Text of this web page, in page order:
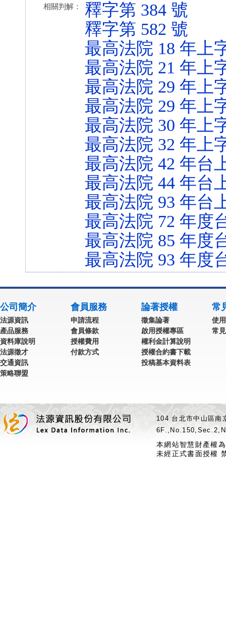
相關判解：
釋字第 384 號
釋字第 582 號
最高法院 18 年上
最高法院 21 年上
最高法院 29 年上
最高法院 29 年上
最高法院 30 年上
最高法院 32 年上
最高法院 42 年台
最高法院 44 年台
最高法院 93 年台
最高法院 72 年度
最高法院 85 年度
最高法院 93 年度
公司簡介
法源資訊
產品服務
資料庫說明
法源徵才
交通資訊
策略聯盟
會員服務
申請流程
會員條款
授權費用
付款方式
論著授權
徵集論著
啟用授權專區
權利金計算說明
授權合約書下載
投稿基本資料表
常
使
常
104 台北市中山區
本網站智慧財產權
未經正式書面授權